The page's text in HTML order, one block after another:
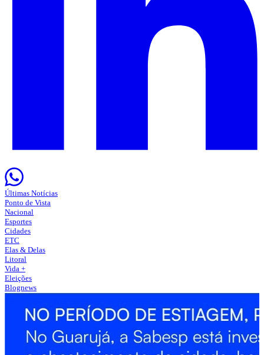
Últimas Notícias
Ponto de Vista
Nacional
Esportes
Cidades
ETC
Elas & Delas
Litoral
Vida +
Eleições
Blognews